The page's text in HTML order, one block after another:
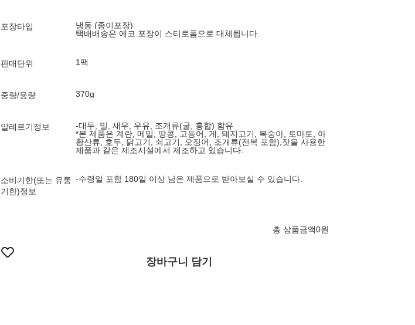
포장타입
냉동 (종이포장)
택배배송은 에코 포장이 스티로폼으로 대체됩니다.
판매단위 1팩
중량/용량 370g
알레르기정보
-대두, 밀, 새우, 우유, 조개류(굴, 홍합) 함유
*본 제품은 계란, 메밀, 땅콩, 고등어, 게, 돼지고기, 복숭아, 토마토, 아
황산류, 호두, 닭고기, 쇠고기, 오징어, 조개류(전복 포함),잣을 사용한
제품과 같은 제조시설에서 제조하고 있습니다.
소비기한(또는 유통
기한)정보
-수령일 포함 180일 이상 남은 제품으로 받아보실 수 있습니다.
총 상품금액0원
장바구니 담기